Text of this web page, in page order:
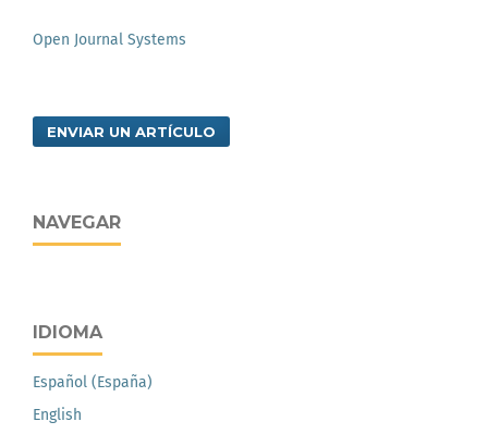
Open Journal Systems
ENVIAR UN ARTÍCULO
NAVEGAR
IDIOMA
Español (España)
English